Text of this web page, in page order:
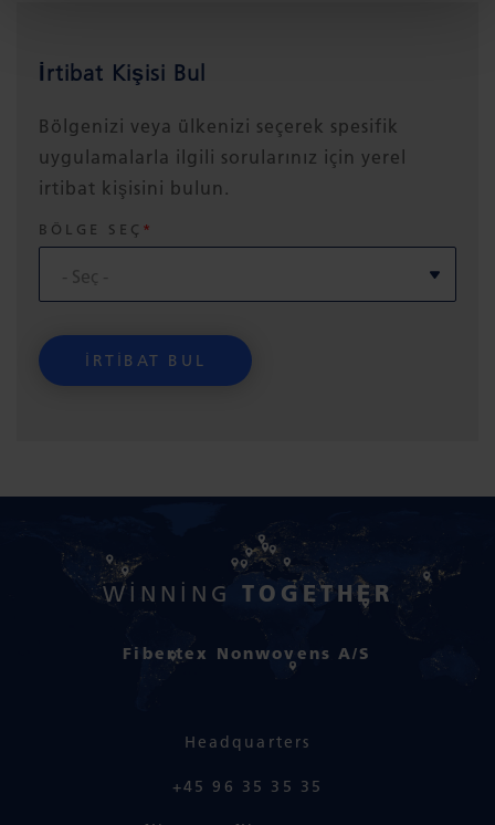
İrtibat Kişisi Bul
Bölgenizi veya ülkenizi seçerek spesifik
uygulamalarla ilgili sorularınız için yerel
irtibat kişisini bulun.
BÖLGE SEÇ
WINNING TOGETHER
Fibertex Nonwovens A/S
Headquarters
+45 96 35 35 35